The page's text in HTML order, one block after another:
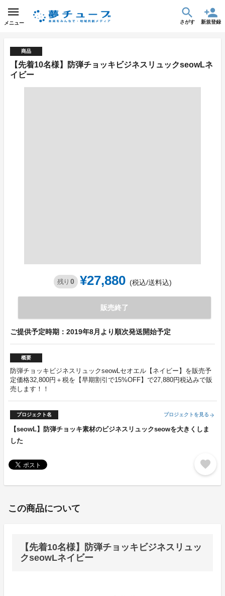
メニュー さがす 新規登録
商品
【先着10名様】防弾チョッキビジネスリュックseowLネ
イビー
残り 0 ¥27,880 (税込/送料込)
販売終了
ご提供予定時期：2019年8月より順次発送開始予定
概要
防弾チョッキビジネスリュックseowLセオエル【ネイビー】を販売予
定価格32,800円＋税を【早期割引で15%OFF】で27,880円税込みで販
売します！！
プロジェクト名 プロジェクトを見る arrow_forward
【seowL】防弾チョッキ素材のビジネスリュックseowを大きくしま
した
favorite
この商品について
【先着10名様】防弾チョッキビジネスリュッ
クseowLネイビー